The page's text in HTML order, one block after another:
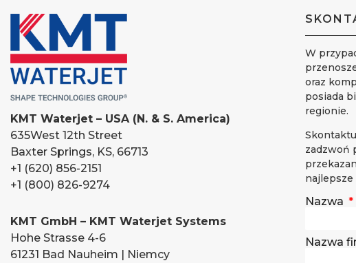
KMT Waterjet – USA (N. & S. America)
635West 12th Street
Baxter Springs, KS, 66713
+1 (620) 856-2151
+1 (800) 826-9274
KMT GmbH – KMT Waterjet Systems
Hohe Strasse 4-6
61231 Bad Nauheim | Niemcy
W
oraz
posiada
regionie.
zadzwoń
najlepsze
Nazwa
Nazwa